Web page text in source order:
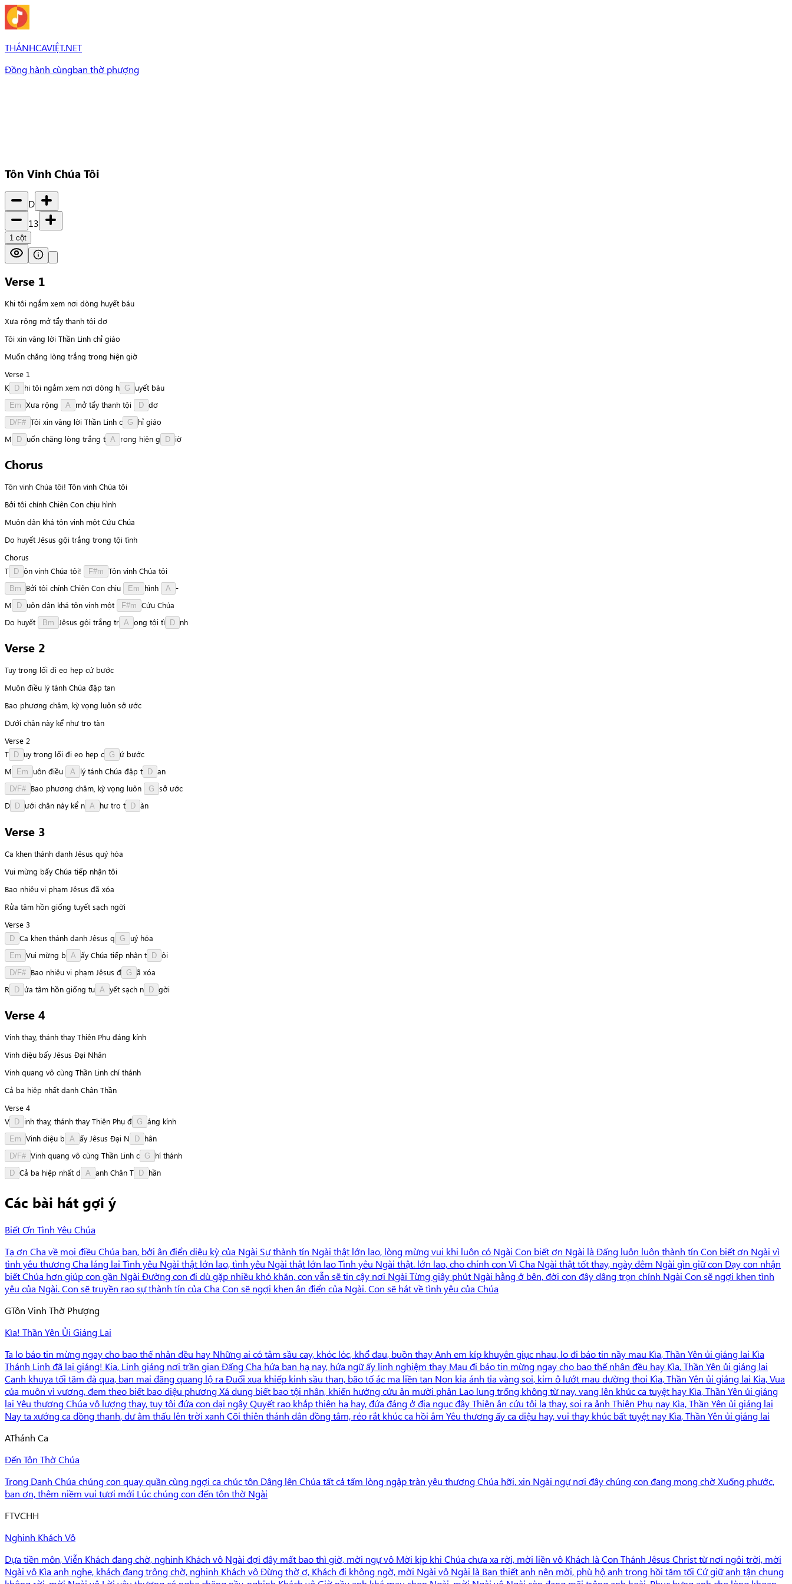
THÁNHCAVIỆT.NET
Đồng hành cùngban thờ phượng
Tôn Vinh Chúa Tôi
D
13
1 cột
Verse 1
Khi tôi ngắm xem nơi dòng huyết báu
Xưa rộng mở tẩy thanh tội dơ
Tôi xin vâng lời Thần Linh chỉ giáo
Muốn chăng lòng trắng trong hiện giờ
Verse 1
K
D hi tôi ngắm xem nơi dòng h G uyết báu
Em Xưa rộng A mở tẩy thanh tội D dơ
D/F# Tôi xin vâng lời Thần Linh c G hỉ giáo
M
D uốn chăng lòng trắng t A rong hiện g D iờ
Chorus
Tôn vinh Chúa tôi! Tôn vinh Chúa tôi
Bởi tôi chính Chiên Con chịu hình
Muôn dân khá tôn vinh một Cứu Chúa
Do huyết Jêsus gội trắng trong tội tình
Chorus
T
D ôn vinh Chúa tôi! F#m Tôn vinh Chúa tôi
Bm Bởi tôi chính Chiên Con chịu Em hình A -
M
D uôn dân khá tôn vinh một F#m Cứu Chúa
Do huyết Bm Jêsus gội trắng tr A ong tội tì D nh
Verse 2
Tuy trong lối đi eo hẹp cứ bước
Muôn điều lý tánh Chúa đập tan
Bao phương châm, kỳ vọng luôn sở ước
Dưới chân này kể như tro tàn
Verse 2
T
D uy trong lối đi eo hẹp c G ứ bước
M
Em uôn điều A lý tánh Chúa đập t D an
D/F# Bao phương châm, kỳ vọng luôn G sở ước
D
D ưới chân này kể n A hư tro t D àn
Verse 3
Ca khen thánh danh Jêsus quý hóa
Vui mừng bấy Chúa tiếp nhận tôi
Bao nhiêu vi phạm Jêsus đã xóa
Rửa tâm hồn giống tuyết sạch ngời
Verse 3
D Ca khen thánh danh Jêsus q G uý hóa
Em Vui mừng b A ấy Chúa tiếp nhận t D ôi
D/F# Bao nhiêu vi phạm Jêsus đ G ã xóa
R
D ửa tâm hồn giống tu A yết sạch n D gời
Verse 4
Vinh thay, thánh thay Thiên Phụ đáng kính
Vinh diệu bấy Jêsus Đại Nhân
Vinh quang vô cùng Thần Linh chí thánh
Cả ba hiệp nhất danh Chân Thần
Verse 4
V
D inh thay, thánh thay Thiên Phụ đ G áng kính
Em Vinh diệu b A ấy Jêsus Đại N D hân
D/F# Vinh quang vô cùng Thần Linh c G hí thánh
D Cả ba hiệp nhất d A anh Chân T D hần
Các bài hát gợi ý
Biết Ơn Tình Yêu Chúa
Tạ ơn Cha về mọi điều Chúa ban, bởi ân điển diệu kỳ của Ngài Sự thành tín Ngài thật lớn lao, lòng mừng vui khi luôn có Ngài Con biết ơn Ngài là Đấng luôn luôn thành tín Con biết ơn Ngài vì
tình yêu thương Cha láng lai Tình yêu Ngài thật lớn lao, tình yêu Ngài thật lớn lao Tình yêu Ngài thật. lớn lao, cho chính con Vì Cha Ngài thật tốt thay, ngày đêm Ngài gìn giữ con Dạy con nhận
biết Chúa hơn giúp con gần Ngài Đường con đi dù gặp nhiều khó khăn, con vẫn sẽ tin cậy nơi Ngài Từng giây phút Ngài hằng ở bên, đời con đây dâng trọn chính Ngài Con sẽ ngợi khen tình
yêu của Ngài. Con sẽ truyền rao sự thành tín của Cha Con sẽ ngợi khen ân điển của Ngài. Con sẽ hát về tình yêu của Chúa
GTôn Vinh Thờ Phượng
Kìa! Thần Yên Ủi Giáng Lai
Ta lo báo tin mừng ngay cho bao thế nhân đều hay Những ai có tâm sầu cay, khóc lóc, khổ đau, buồn thay Anh em kíp khuyên giục nhau, lo đi báo tin nầy mau Kìa, Thần Yên ủi giáng lai Kìa
Thánh Linh đã lai giáng! Kia, Linh giáng nơi trần gian Đấng Cha hứa ban hạ nay, hứa ngữ ấy linh nghiệm thay Mau đi báo tin mừng ngay cho bao thế nhân đều hay Kìa, Thần Yên ủi giáng lai
Canh khuya tối tăm đà qua, ban mai đãng quang lộ ra Đuổi xua khiếp kinh sầu than, bão tố ác ma liền tan Non kia ánh tia vàng soi, kim ô lướt mau dường thoi Kìa, Thần Yên ủi giáng lai Kia, Vua
của muôn vì vương, đem theo biết bao diệu phương Xá dung biết bao tội nhân, khiến hưởng cứu ân mười phân Lao lung trống không từ nay, vang lên khúc ca tuyệt hay Kìa, Thần Yên ủi giáng
lai Yêu thương Chúa vô lượng thay, tuy tôi đứa con dại ngây Quyết rao khắp thiên hạ hay, đứa đáng ở địa ngục đây Thiên ân cứu tôi lạ thay, soi ra ảnh Thiên Phụ nay Kìa, Thần Yên ủi giáng lai
Nay ta xướng ca đồng thanh, dư âm thấu lên trời xanh Cõi thiên thánh dân đồng tâm, réo rắt khúc ca hồi âm Yêu thương ấy ca diệu hay, vui thay khúc bất tuyệt nay Kìa, Thần Yên ủi giáng lai
AThánh Ca
Đến Tôn Thờ Chúa
Trong Danh Chúa chúng con quay quần cùng ngợi ca chúc tôn Dâng lên Chúa tất cả tấm lòng ngập tràn yêu thương Chúa hỡi, xin Ngài ngự nơi đây chúng con đang mong chờ Xuống phước,
ban ơn, thêm niềm vui tươi mới Lúc chúng con đến tôn thờ Ngài
FTVCHH
Nghinh Khách Vô
Dựa tiền môn, Viễn Khách đang chờ, nghinh Khách vô Ngài đợi đây mất bao thì giờ, mời ngự vô Mời kịp khi Chúa chưa xa rời, mời liền vô Khách là Con Thánh Jêsus Christ từ nơi ngôi trời, mời
Ngài vô Kìa anh nghe, khách đang trông chờ, nghinh Khách vô Đừng thờ ơ, Khách đi không ngờ, mời Ngài vô Ngài là Bạn thiết anh nên mời, phù hộ anh trong hồi tăm tối Cứ giữ anh tận chung